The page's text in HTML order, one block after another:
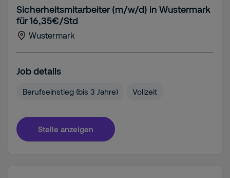
Sicherheitsmitarbeiter (m/w/d) in Wustermark
für 16,35€/Std
Wustermark
Job details
Berufseinstieg (bis 3 Jahre) Vollzeit
Stelle anzeigen